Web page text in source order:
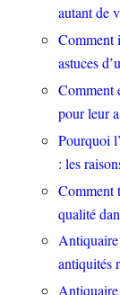
autant de
Comment
astuces
Comment
pour leur
Pourquoi
: les
Comment
qualité
Antiquaire
antiquités